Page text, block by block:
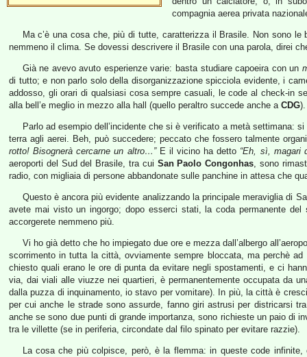
compagnia aerea privata
Ma c’è una cosa che, più di tutte, caratterizza il Brasile. Non sono
nemmeno il clima. Se dovessi descrivere il Brasile con una parola, direi
Già ne avevo avuto esperienze varie: basta studiare capoeira con un
di tutto; e non parlo solo della disorganizzazione spicciola evidente, i
addosso, gli orari di qualsiasi cosa sempre casuali, le code al check-in
alla bell’e meglio in mezzo alla hall (quello peraltro succede anche a CDG).
Parlo ad esempio dell’incidente che si è verificato a metà settimana:
terra agli aerei. Beh, può succedere; peccato che fossero talmente
rotto! Bisognerà cercarne un altro…”E il vicino ha detto “Eh, sì, magari
aeroporti del Sud del Brasile, tra cui San Paolo Congonhas, sono
radio, con migliaia di persone abbandonate sulle panchine in attesa che
Questo è ancora più evidente analizzando la principale meraviglia di
avete mai visto un ingorgo; dopo esserci stati, la coda permanente del
accorgerete nemmeno più.
Vi ho già detto che ho impiegato due ore e mezza dall’albergo
scorrimento in tutta la città, ovviamente sempre bloccata, ma perchè
chiesto quali erano le ore di punta da evitare negli spostamenti, e ci
via, dai viali alle viuzze nei quartieri, è permanentemente occupata da
dalla puzza di inquinamento, io stavo per vomitare). In più, la città è
per cui anche le strade sono assurde, fanno giri astrusi per districarsi
anche se sono due punti di grande importanza, sono richieste un paio di
tra le villette (se in periferia, circondate dal filo spinato per evitare razzie).
La cosa che più colpisce, però, è la flemma: in queste code